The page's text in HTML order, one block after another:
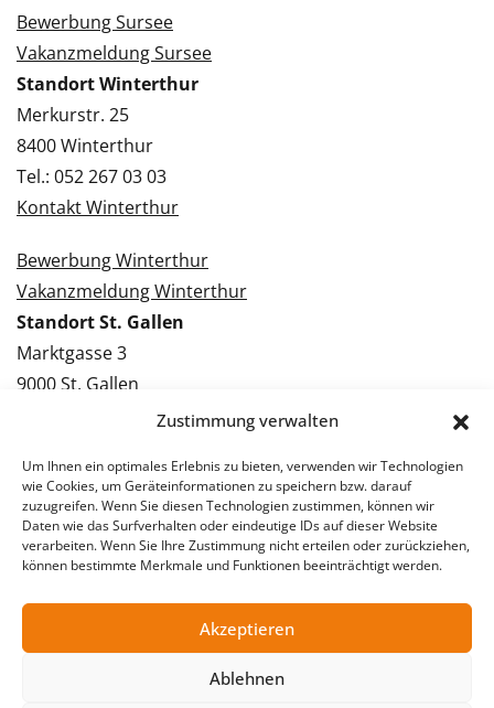
Zustimmung verwalten
Um Ihnen ein optimales Erlebnis zu bieten, verwenden wir Technologien
wie Cookies, um Geräteinformationen zu speichern bzw. darauf
zuzugreifen. Wenn Sie diesen Technologien zustimmen, können wir
Daten wie das Surfverhalten oder eindeutige IDs auf dieser Website
verarbeiten. Wenn Sie Ihre Zustimmung nicht erteilen oder zurückziehen,
können bestimmte Merkmale und Funktionen beeinträchtigt werden.
Akzeptieren
Ablehnen
Bewerbung Sursee
Vakanzmeldung Sursee
Standort Winterthur
Merkurstr. 25
8400 Winterthur
Tel.: 052 267 03 03
Kontakt Winterthur
Bewerbung Winterthur
Vakanzmeldung Winterthur
Standort St. Gallen
Marktgasse 3
9000 St. Gallen
Tel.: 071 228 09 09
Bewerbung St. Gallen
Vakanzmeldung St. Gallen
© 2026 Stellentreff AG